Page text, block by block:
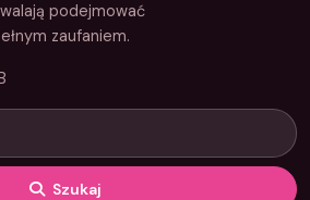
podejmować
zaufaniem.
Szukaj